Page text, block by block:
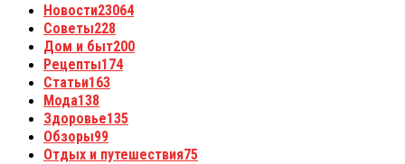
Новости23064
Советы228
Дом и быт200
Рецепты174
Статьи163
Мода138
Здоровье135
Обзоры99
Отдых и путешествия75